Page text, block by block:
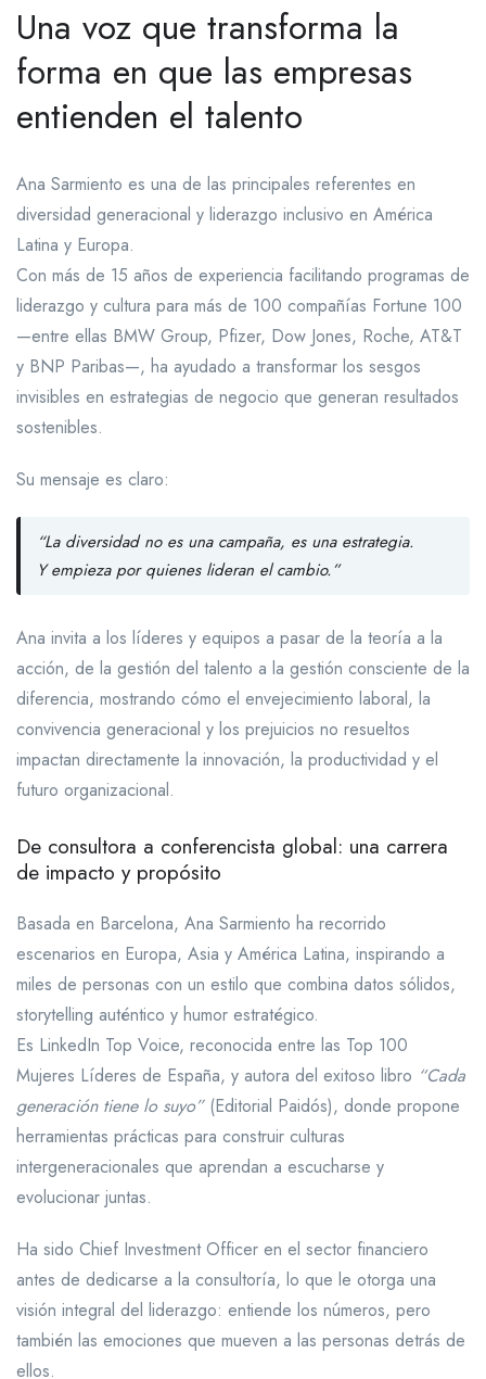
Una voz que transforma la
forma en que las empresas
entienden el talento
Ana Sarmiento es una de las principales referentes en
diversidad generacional y liderazgo inclusivo en América
Latina y Europa.
Con más de 15 años de experiencia facilitando programas de
liderazgo y cultura para más de 100 compañías Fortune 100
—entre ellas BMW Group, Pfizer, Dow Jones, Roche, AT&T
y BNP Paribas—, ha ayudado a transformar los sesgos
invisibles en estrategias de negocio que generan resultados
sostenibles.
Su mensaje es claro:
“La diversidad no es una campaña, es una estrategia.
Y empieza por quienes lideran el cambio.”
Ana invita a los líderes y equipos a pasar de la teoría a la
acción, de la gestión del talento a la gestión consciente de la
diferencia, mostrando cómo el envejecimiento laboral, la
convivencia generacional y los prejuicios no resueltos
impactan directamente la innovación, la productividad y el
futuro organizacional.
De consultora a conferencista global: una carrera
de impacto y propósito
Basada en Barcelona, Ana Sarmiento ha recorrido
escenarios en Europa, Asia y América Latina, inspirando a
miles de personas con un estilo que combina datos sólidos,
storytelling auténtico y humor estratégico.
Es LinkedIn Top Voice, reconocida entre las Top 100
Mujeres Líderes de España, y autora del exitoso libro “Cada
generación tiene lo suyo”(Editorial Paidós), donde propone
herramientas prácticas para construir culturas
intergeneracionales que aprendan a escucharse y
evolucionar juntas.
Ha sido Chief Investment Officer en el sector financiero
antes de dedicarse a la consultoría, lo que le otorga una
visión integral del liderazgo: entiende los números, pero
también las emociones que mueven a las personas detrás de
ellos.